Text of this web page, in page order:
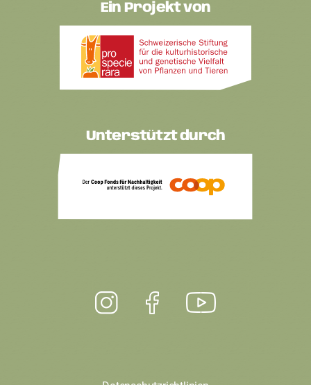
Ein Projekt von
Unterstützt durch